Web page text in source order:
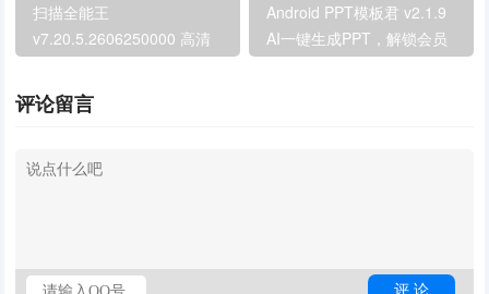
扫描全能王
v7.20.5.2606250000 高清
公工具
Android PPT模板君 v2.1.9
AI一键生成PPT，解锁会员
评论留言